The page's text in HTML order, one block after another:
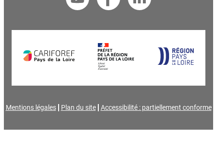
Mentions légales Plan du site Accessibilité : partiellement conforme